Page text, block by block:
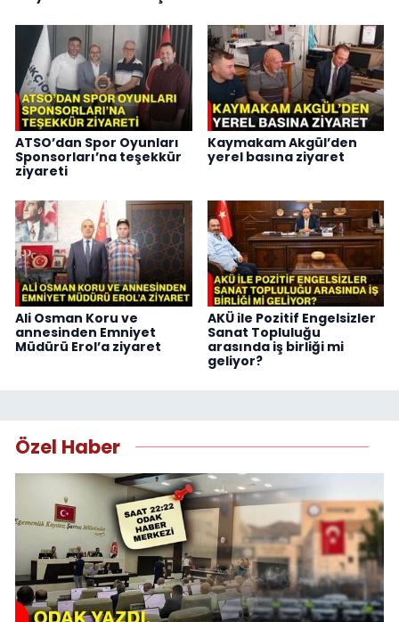
ATSO’dan Spor Oyunları
Sponsorları’na teşekkür
ziyareti
Kaymakam Akgül’den
yerel basına ziyaret
Ali Osman Koru ve
annesinden Emniyet
Müdürü Erol’a ziyaret
AKÜ ile Pozitif Engelsizler
Sanat Topluluğu
arasında iş birliği mi
geliyor?
Özel Haber